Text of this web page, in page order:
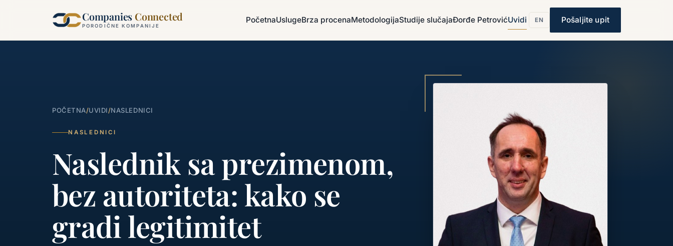
Companies Connected
PORODIČNE KOMPANIJE
PočetnaUslugeBrza procenaMetodologijaStudije slučajaĐorđe PetrovićUvidi EN Pošaljite upit
POČETNA/UVIDI/NASLEDNICI
NASLEDNICI
Naslednik sa prezimenom,
bez autoriteta: kako se
gradi legitimitet